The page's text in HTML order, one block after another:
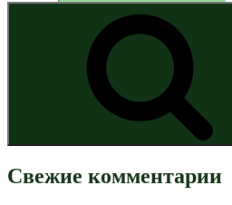
Свежие комментарии